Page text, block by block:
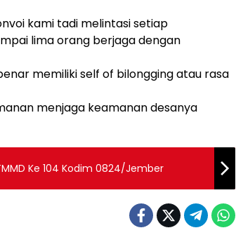
kami tadi melintasi setiap
lima orang berjaga dengan
memiliki self of bilongging atau rasa
menjaga keamanan desanya
Ke 104 Kodim 0824/Jember